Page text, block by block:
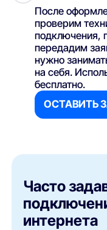
После
проверим
подключения,
передадим
нужно
на себя.
бесплатно.
ОСТАВИТЬ
Часто
интернета